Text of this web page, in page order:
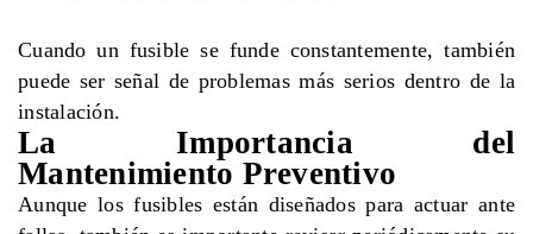
Cuando un fusible se funde constantemente, también
puede ser señal de problemas más serios dentro de la
instalación.
La Importancia del
Mantenimiento Preventivo
Aunque los fusibles están diseñados para actuar ante